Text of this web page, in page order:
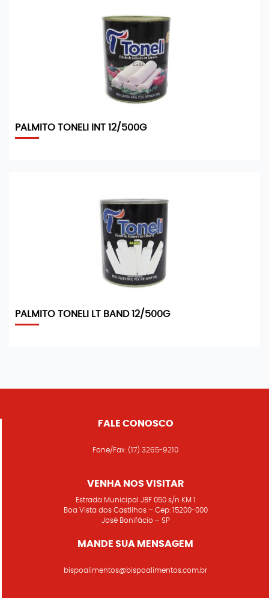
PALMITO TONELI INT 12/500G
PALMITO TONELI LT BAND 12/500G
FALE CONOSCO
Fone/Fax: (17) 3265-9210
VENHA NOS VISITAR
Estrada Municipal JBF 050 s/n KM 1
Boa Vista dos Castilhos – Cep: 15200-000
José Bonifácio – SP
MANDE SUA MENSAGEM
bispoalimentos@bispoalimentos.com.br